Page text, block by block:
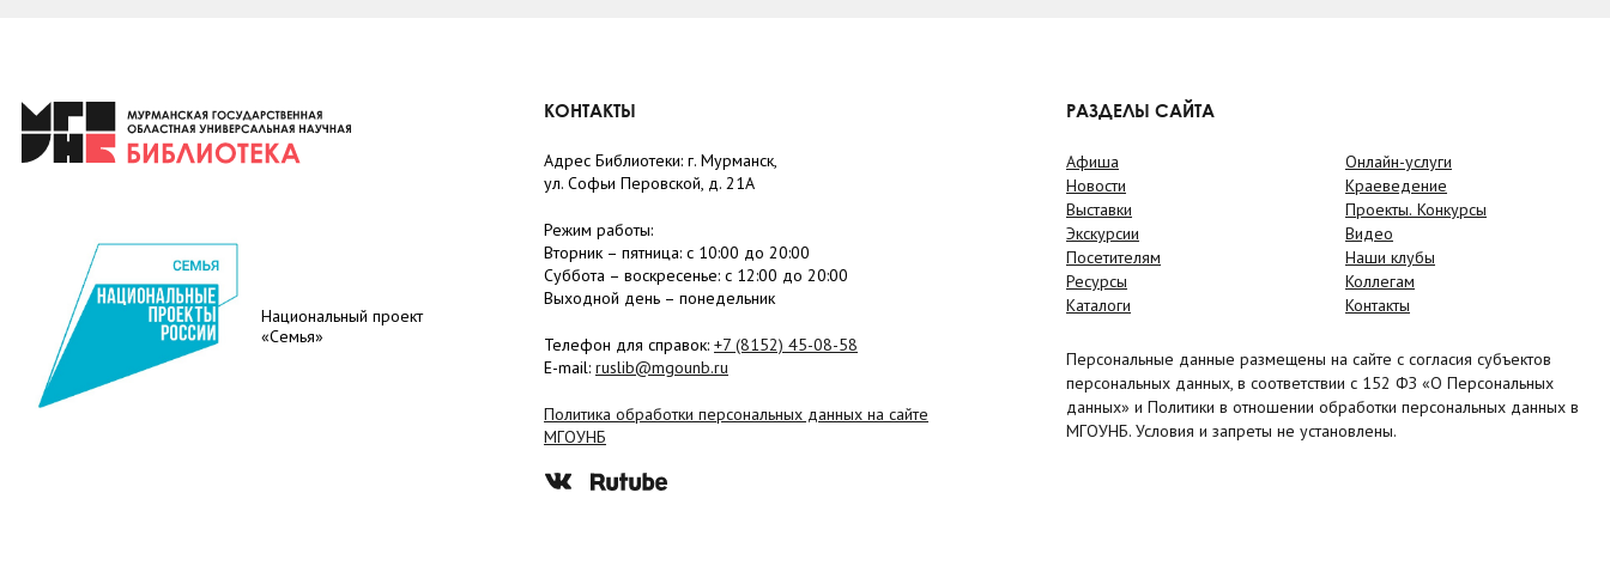
Национальный проект
«Семья»
КОНТАКТЫ
Адрес Библиотеки: г. Мурманск,
ул. Софьи Перовской, д. 21А
Режим работы:
Вторник – пятница: с 10:00 до 20:00
Суббота – воскресенье: c 12:00 до 20:00
Выходной день – понедельник
Телефон для справок: +7 (8152) 45-08-58
E-mail: ruslib@mgounb.ru
Политика обработки персональных данных на сайте
МГОУНБ
РАЗДЕЛЫ САЙТА
Афиша
Новости
Выставки
Экскурсии
Посетителям
Ресурсы
Каталоги
Онлайн-услуги
Краеведение
Проекты. Конкурсы
Видео
Наши клубы
Коллегам
Контакты
Персональные данные размещены на сайте с согласия субъектов
персональных данных, в соответствии с 152 ФЗ «О Персональных
данных» и Политики в отношении обработки персональных данных в
МГОУНБ. Условия и запреты не установлены.